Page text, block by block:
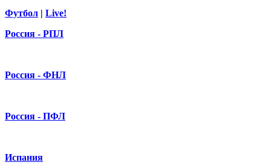
Футбол | Live!
Россия - РПЛ
Россия - ФНЛ
Россия - ПФЛ
Испания